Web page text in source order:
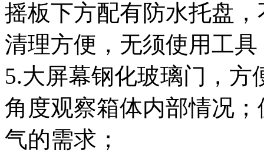
摇板下方配有防水托盘
清理方便，无须使用工具
5.大屏幕钢化玻璃门，
角度观察箱体内部情况
气的需求；